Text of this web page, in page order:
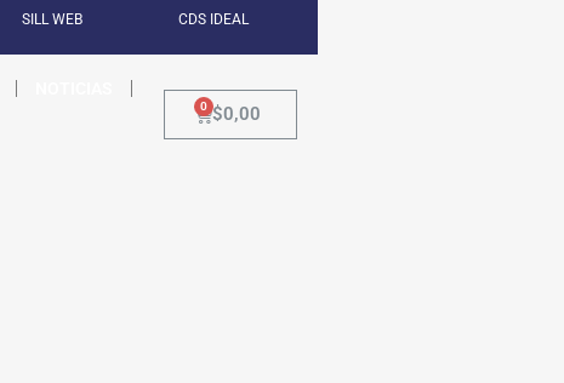
SILL WEB CDS IDEAL
$0,00